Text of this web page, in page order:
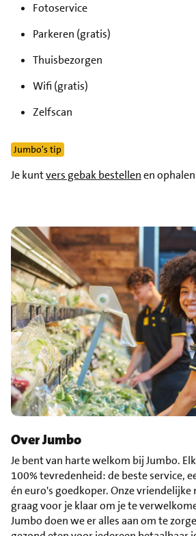
Fotoservice
Parkeren (gratis)
Thuisbezorgen
Wifi (gratis)
Zelfscan
Jumbo's tip
Je kuntvers gebak bestellenen
Over Jumbo
Je bent van harte welkom bij Jumbo.
100% tevredenheid: de beste service,
én euro's goedkoper. Onze
graag voor je klaar om je te
Jumbo doen we er alles aan om te